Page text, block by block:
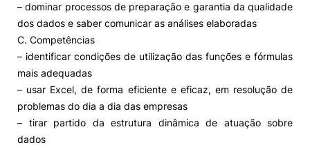
– dominar processos de preparação e garantia da qualidade
dos dados e saber comunicar as análises elaboradas
C. Competências
– identificar condições de utilização das funções e fórmulas
mais adequadas
– usar Excel, de forma eficiente e eficaz, em resolução de
problemas do dia a dia das empresas
– tirar partido da estrutura dinâmica de atuação sobre
dados